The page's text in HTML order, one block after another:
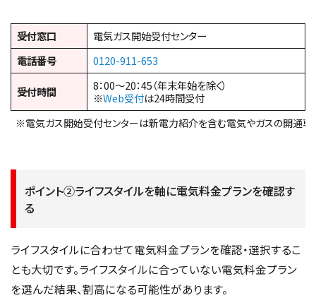
受付窓口
電気ガス開始受付センター
電話番号
0120-911-653
受付時間
8：00～20：45（年末年始を除く）
※Web受付は24時間受付
※電気ガス開始受付センターは新電力紹介を含む電気やガスの開通専
ポイント②ライフスタイルを軸に電気料金プランを確認す
る
ライフスタイルに合わせて電気料金プランを確認・選択するこ
とも大切です。ライフスタイルに合っていない電気料金プラン
を選んだ結果、割高になる可能性があります。